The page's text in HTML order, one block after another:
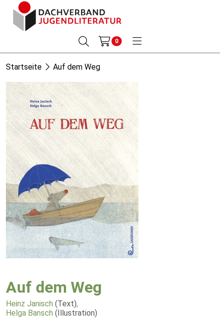
0
Startseite Auf dem Weg
Auf dem Weg
Heinz Janisch (Text),
Helga Bansch (Illustration)